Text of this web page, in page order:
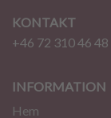
KONTAKT
+46 72 310 46 48
INFORMATION
Hem